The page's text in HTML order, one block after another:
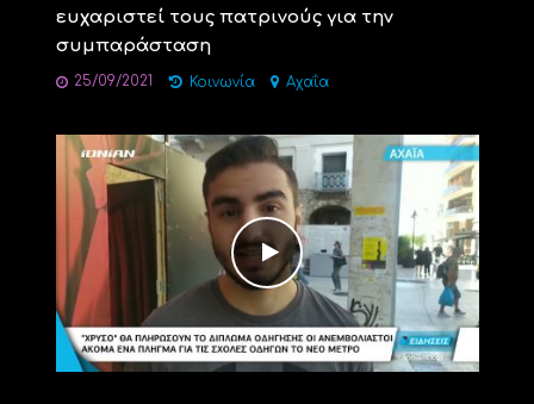
ευχαριστεί τους πατρινούς για την
συμπαράσταση
25/09/2021 Κοινωνία Αχαΐα